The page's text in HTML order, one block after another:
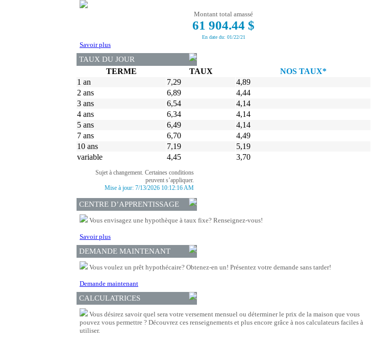
Montant total amassé
61 904.44 $
En date du: 01/22/21
Savoir plus
TAUX DU JOUR
TERME TAUX
NOS TAUX*
1 an
7,29
4,89
2 ans
6,89
4,44
3 ans
6,54
4,14
4 ans
6,34
4,14
5 ans
6,49
4,14
7 ans
6,70
4,49
10 ans
7,19
5,19
variable
4,45 3,70
Sujet à changement. Certaines conditions
peuvent s’appliquer.
Mise à jour: 7/13/2026 10:12:16 AM
CENTRE D’APPRENTISSAGE
Vous envisagez une hypothèque à taux fixe? Renseignez-vous!
Savoir plus
DEMANDE MAINTENANT
Vous voulez un prêt hypothécaire? Obtenez-en un! Présentez votre demande sans tarder!
Demande maintenant
CALCULATRICES
Vous désirez savoir quel sera votre versement mensuel ou déterminer le prix de la maison que vous
pouvez vous permettre ? Découvrez ces renseignements et plus encore grâce à nos calculateurs faciles à
utiliser.